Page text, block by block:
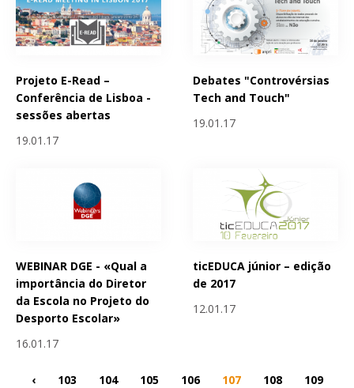
Projeto E-Read –
Conferência de Lisboa -
sessões abertas
19.01.17
Debates "Controvérsias
Tech and Touch"
19.01.17
WEBINAR DGE - «Qual a
importância do Diretor
da Escola no Projeto do
Desporto Escolar»
16.01.17
ticEDUCA júnior – edição
de 2017
12.01.17
‹ 103 104 105 106 107 108
109